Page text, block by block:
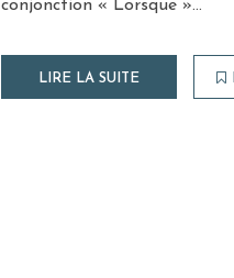
conjonction « Lorsque »…
LIRE LA SUITE